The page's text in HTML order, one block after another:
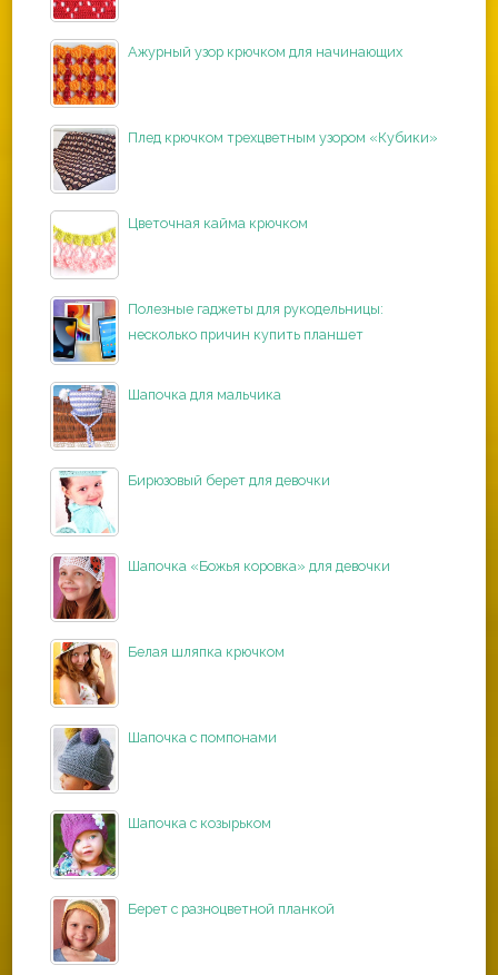
Ажурный узор крючком для начинающих
Плед крючком трехцветным узором «Кубики»
Цветочная кайма крючком
Полезные гаджеты для рукодельницы:
несколько причин купить планшет
Шапочка для мальчика
Бирюзовый берет для девочки
Шапочка «Божья коровка» для девочки
Белая шляпка крючком
Шапочка с помпонами
Шапочка с козырьком
Берет с разноцветной планкой